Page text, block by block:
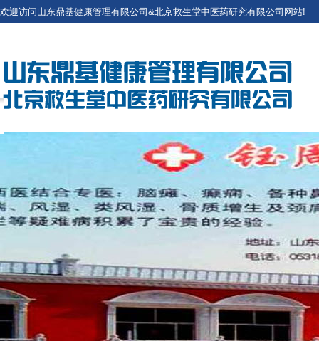
欢迎访问山东鼎基健康管理有限公司&北京救生堂中医药研究有限公司网站!